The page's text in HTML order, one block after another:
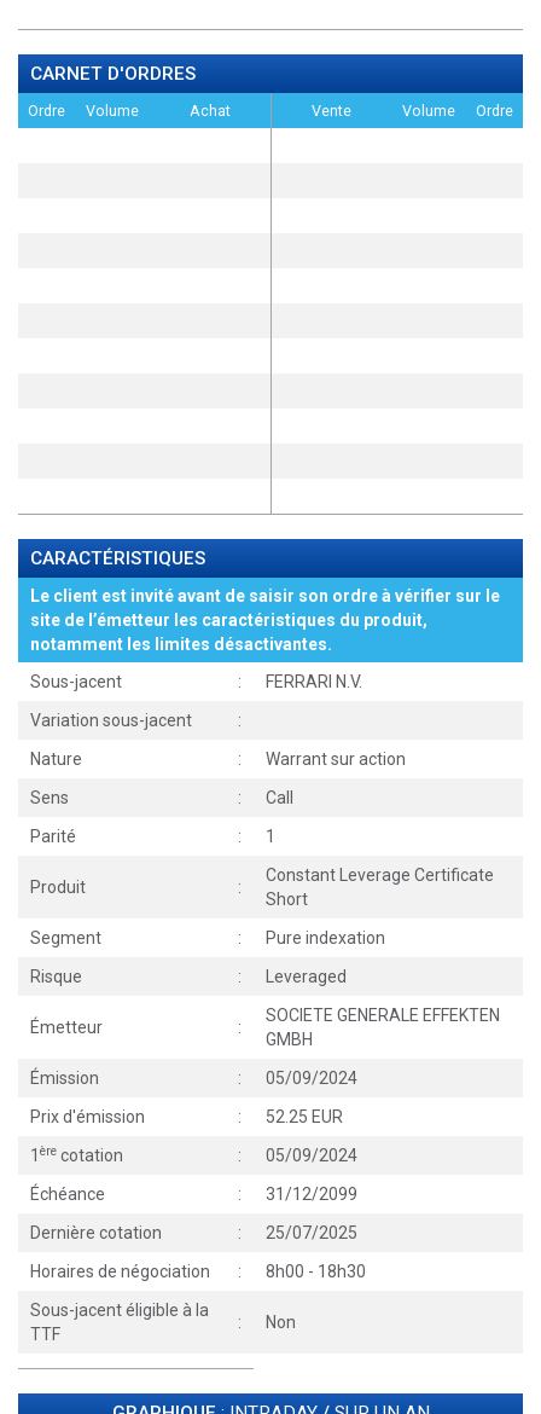
CARNET D'ORDRES
Ordre Volume Achat Vente Volume Ordre
CARACTÉRISTIQUES
Le client est invité avant de saisir son ordre à vérifier sur le
site de l’émetteur les caractéristiques du produit,
notamment les limites désactivantes.
Sous-jacent
:
FERRARI N.V.
Variation sous-jacent
:
Nature
:
Warrant sur action
Sens
:
Call
Parité
: 1
Produit :
Constant Leverage Certificate
Short
Segment
:
Pure indexation
Risque
: Leveraged
Émetteur :
SOCIETE GENERALE EFFEKTEN
GMBH
Émission
:
05/09/2024
Prix d'émission
:
52.25 EUR
1 ère cotation :
05/09/2024
Échéance
:
31/12/2099
Dernière cotation
:
25/07/2025
Horaires de négociation
:
8h00 - 18h30
Sous-jacent éligible à la
TTF
: Non